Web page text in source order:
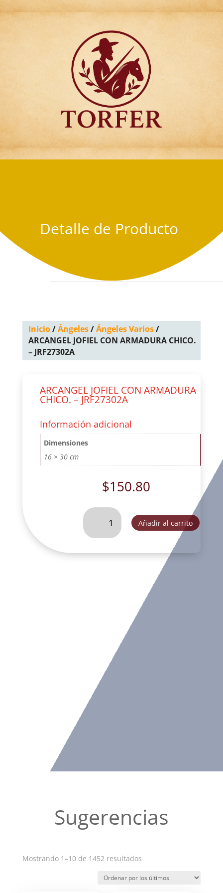
Articulos para
Regalo Torfer.
Detalle de Producto
Inicio/Ángeles/Ángeles Varios/
ARCANGEL JOFIEL CON ARMADURA CHICO.
– JRF27302A
ARCANGEL JOFIEL CON ARMADURA
CHICO. – JRF27302A
Información adicional
Dimensiones
16 × 30 cm
$150.80
ARCANGEL
CON
CHICO.
Añadir al carrito
Sugerencias
Mostrando 1–10 de 1452 resultadosOrdenado
los